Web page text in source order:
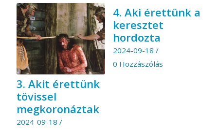
3. Akit érettünk
tövissel
megkoronáztak
2024-09-18 /
4. Aki érettünk a
keresztet
hordozta
2024-09-18 /
0 Hozzászólás